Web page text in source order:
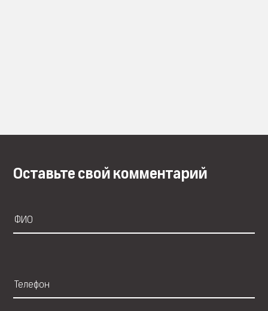
Оставьте свой комментарий